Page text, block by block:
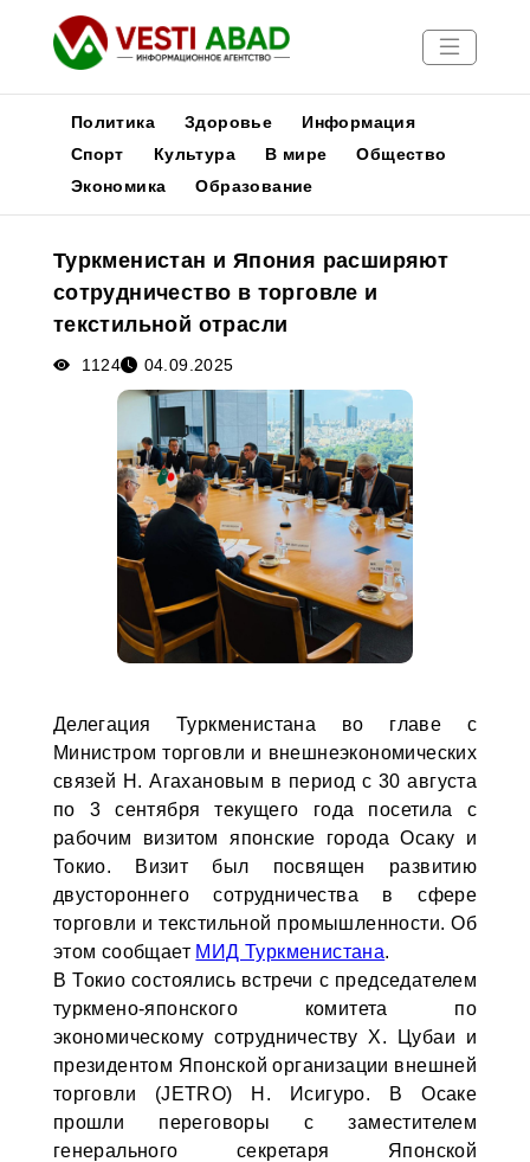
Новости
Медиа
Афиша
Политика Здоровье
Информация
Спорт
Культура В мире
Общество
Экономика
Образование
Туркменистан и Япония расширяют
сотрудничество в торговле и
текстильной отрасли
1124 04.09.2025
Делегация Туркменистана во главе с
Министром торговли и внешнеэкономических
связей Н. Агахановым в период с 30 августа
по 3 сентября текущего года посетила с
рабочим визитом японские города Осаку и
Токио. Визит был посвящен развитию
двустороннего сотрудничества в сфере
торговли и текстильной промышленности. Об
этом сообщает МИД Туркменистана.
В Токио состоялись встречи с председателем
туркмено-японского комитета по
экономическому сотрудничеству Х. Цубаи и
президентом Японской организации внешней
торговли (JETRO) Н. Исигуро. В Осаке
прошли переговоры с заместителем
генерального секретаря Японской